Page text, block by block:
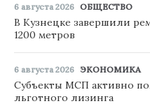
6 августа 2026 ОБЩЕСТВО
В Кузнецке завершили
1200 метров
6 августа 2026 ЭКОНОМИКА
Субъекты МСП активно
льготного лизинга